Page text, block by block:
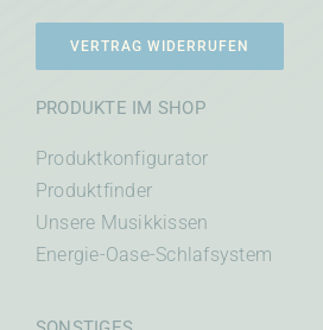
VERTRAG WIDERRUFEN
PRODUKTE IM SHOP
Produktkonfigurator
Produktfinder
Unsere Musikkissen
Energie-Oase-Schlafsystem